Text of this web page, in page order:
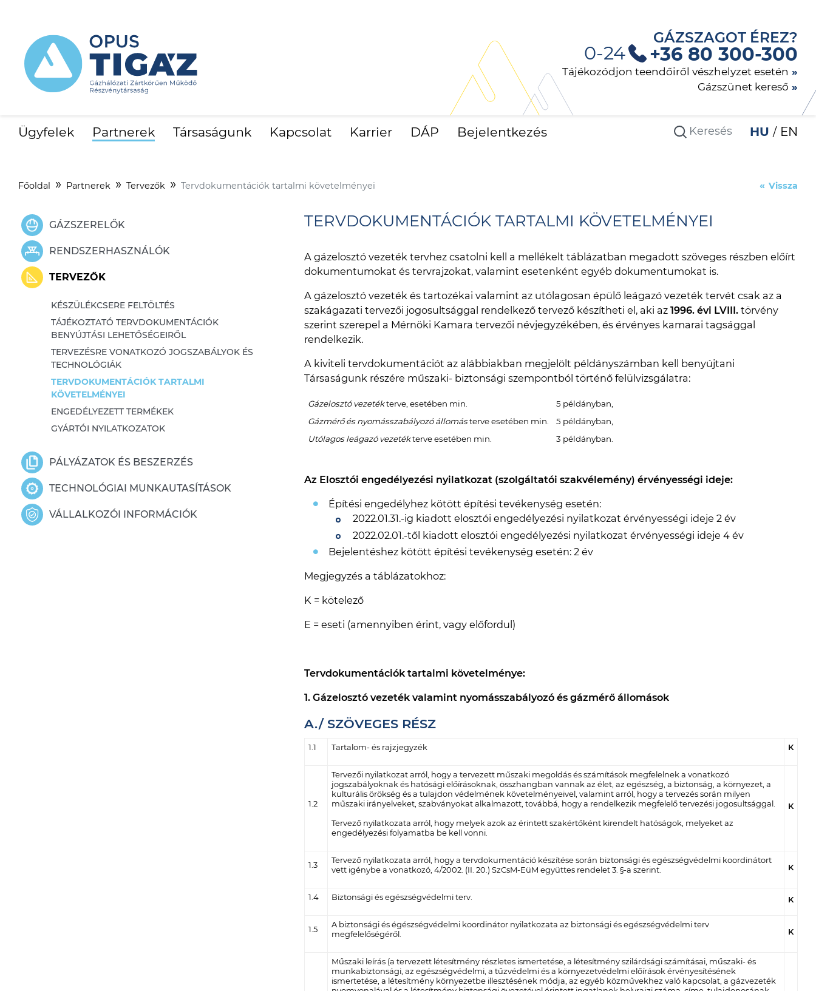
GÁZSZAGOT ÉREZ?
0-24 +36 80 300-300
Tájékozódjon teendőiről vészhelyzet esetén
Gázszünet kereső
Ügyfelek Partnerek Társaságunk Kapcsolat Karrier DÁP Bejelentkezés HU EN
Főoldal Partnerek Tervezők Tervdokumentációk tartalmi követelményei Vissza
GÁZSZERELŐK
RENDSZERHASZNÁLÓK
TERVEZŐK
KÉSZÜLÉKCSERE FELTÖLTÉS
TÁJÉKOZTATÓ TERVDOKUMENTÁCIÓK
BENYÚJTÁSI LEHETŐSÉGEIRŐL
TERVEZÉSRE VONATKOZÓ JOGSZABÁLYOK ÉS
TECHNOLÓGIÁK
TERVDOKUMENTÁCIÓK TARTALMI
KÖVETELMÉNYEI
ENGEDÉLYEZETT TERMÉKEK
GYÁRTÓI NYILATKOZATOK
PÁLYÁZATOK ÉS BESZERZÉS
TECHNOLÓGIAI MUNKAUTASÍTÁSOK
VÁLLALKOZÓI INFORMÁCIÓK
TERVDOKUMENTÁCIÓK TARTALMI KÖVETELMÉNYEI
A gázelosztó vezeték tervhez csatolni kell a mellékelt táblázatban megadott szöveges részben előírt
dokumentumokat és tervrajzokat, valamint esetenként egyéb dokumentumokat is.
A gázelosztó vezeték és tartozékai valamint az utólagosan épülő leágazó vezeték tervét csak az a
szakágazati tervezői jogosultsággal rendelkező tervező készítheti el, aki az 1996. évi LVIII. törvény
szerint szerepel a Mérnöki Kamara tervezői névjegyzékében, és érvényes kamarai tagsággal
rendelkezik.
A kiviteli tervdokumentációt az alábbiakban megjelölt példányszámban kell benyújtani
Társaságunk részére műszaki- biztonsági szempontból történő felülvizsgálatra:
Gázelosztó vezetékterve, esetében min.
5 példányban,
Gázmérő és nyomásszabályozó állomásterve esetében min.
5 példányban,
Utólagos leágazó vezetékterve esetében min. 3 példányban.
Az Elosztói engedélyezési nyilatkozat (szolgáltatói szakvélemény) érvényességi ideje:
Építési engedélyhez kötött építési tevékenység esetén:
2022.01.31.-ig kiadott elosztói engedélyezési nyilatkozat érvényességi ideje 2 év
2022.02.01.-től kiadott elosztói engedélyezési nyilatkozat érvényességi ideje 4 év
Bejelentéshez kötött építési tevékenység esetén: 2 év
Megjegyzés a táblázatokhoz:
K = kötelező
E = eseti (amennyiben érint, vagy előfordul)
Tervdokumentációk tartalmi követelménye:
1. Gázelosztó vezeték valamint nyomásszabályozó és gázmérő állomások
A./ SZÖVEGES RÉSZ
1.1 Tartalom- és rajzjegyzék K
1.2
Tervezői nyilatkozat arról, hogy a tervezett műszaki megoldás és számítások megfelelnek a vonatkozó
jogszabályoknak és hatósági előírásoknak, összhangban vannak az élet, az egészség, a biztonság, a környezet, a
kulturális örökség és a tulajdon védelmének követelményeivel, valamint arról, hogy a tervezés során milyen
műszaki irányelveket, szabványokat alkalmazott, továbbá, hogy a rendelkezik megfelelő tervezési jogosultsággal.
Tervező nyilatkozata arról, hogy melyek azok az érintett szakértőként kirendelt hatóságok, melyeket az
engedélyezési folyamatba be kell vonni.
K
1.3
Tervező nyilatkozata arról, hogy a tervdokumentáció készítése során biztonsági és egészségvédelmi koordinátort
vett igénybe a vonatkozó, 4/2002. (II. 20.) SzCsM-EüM együttes rendelet 3. §-a szerint.
K
1.4 Biztonsági és egészségvédelmi terv. K
1.5
A biztonsági és égészségvédelmi koordinátor nyilatkozata az biztonsági és egészségvédelmi terv
megfelelőségéről.
K
Műszaki leírás (a tervezett létesítmény részletes ismertetése, a létesítmény szilárdsági számításai, műszaki- és
munkabiztonsági, az egészségvédelmi, a tűzvédelmi és a környezetvédelmi előírások érvényesítésének
ismertetése, a létesítmény környezetbe illesztésének módja, az egyéb közművekhez való kapcsolat, a gázvezeték